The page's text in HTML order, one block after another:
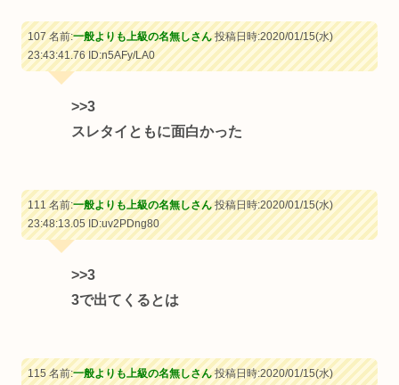
107 名前:一般よりも上級の名無しさん投稿日時:2020/01/15(水)
23:43:41.76ID:n5AFy/LA0
>>3
スレタイともに面白かった
111 名前:一般よりも上級の名無しさん投稿日時:2020/01/15(水)
23:48:13.05ID:uv2PDng80
>>3
3で出てくるとは
115 名前:一般よりも上級の名無しさん投稿日時:2020/01/15(水)